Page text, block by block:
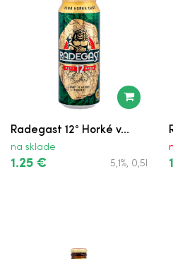
Radegast 12° Horké v...
na sklade
1.25 € 5,1%, 0,5l